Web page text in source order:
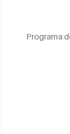
Programa